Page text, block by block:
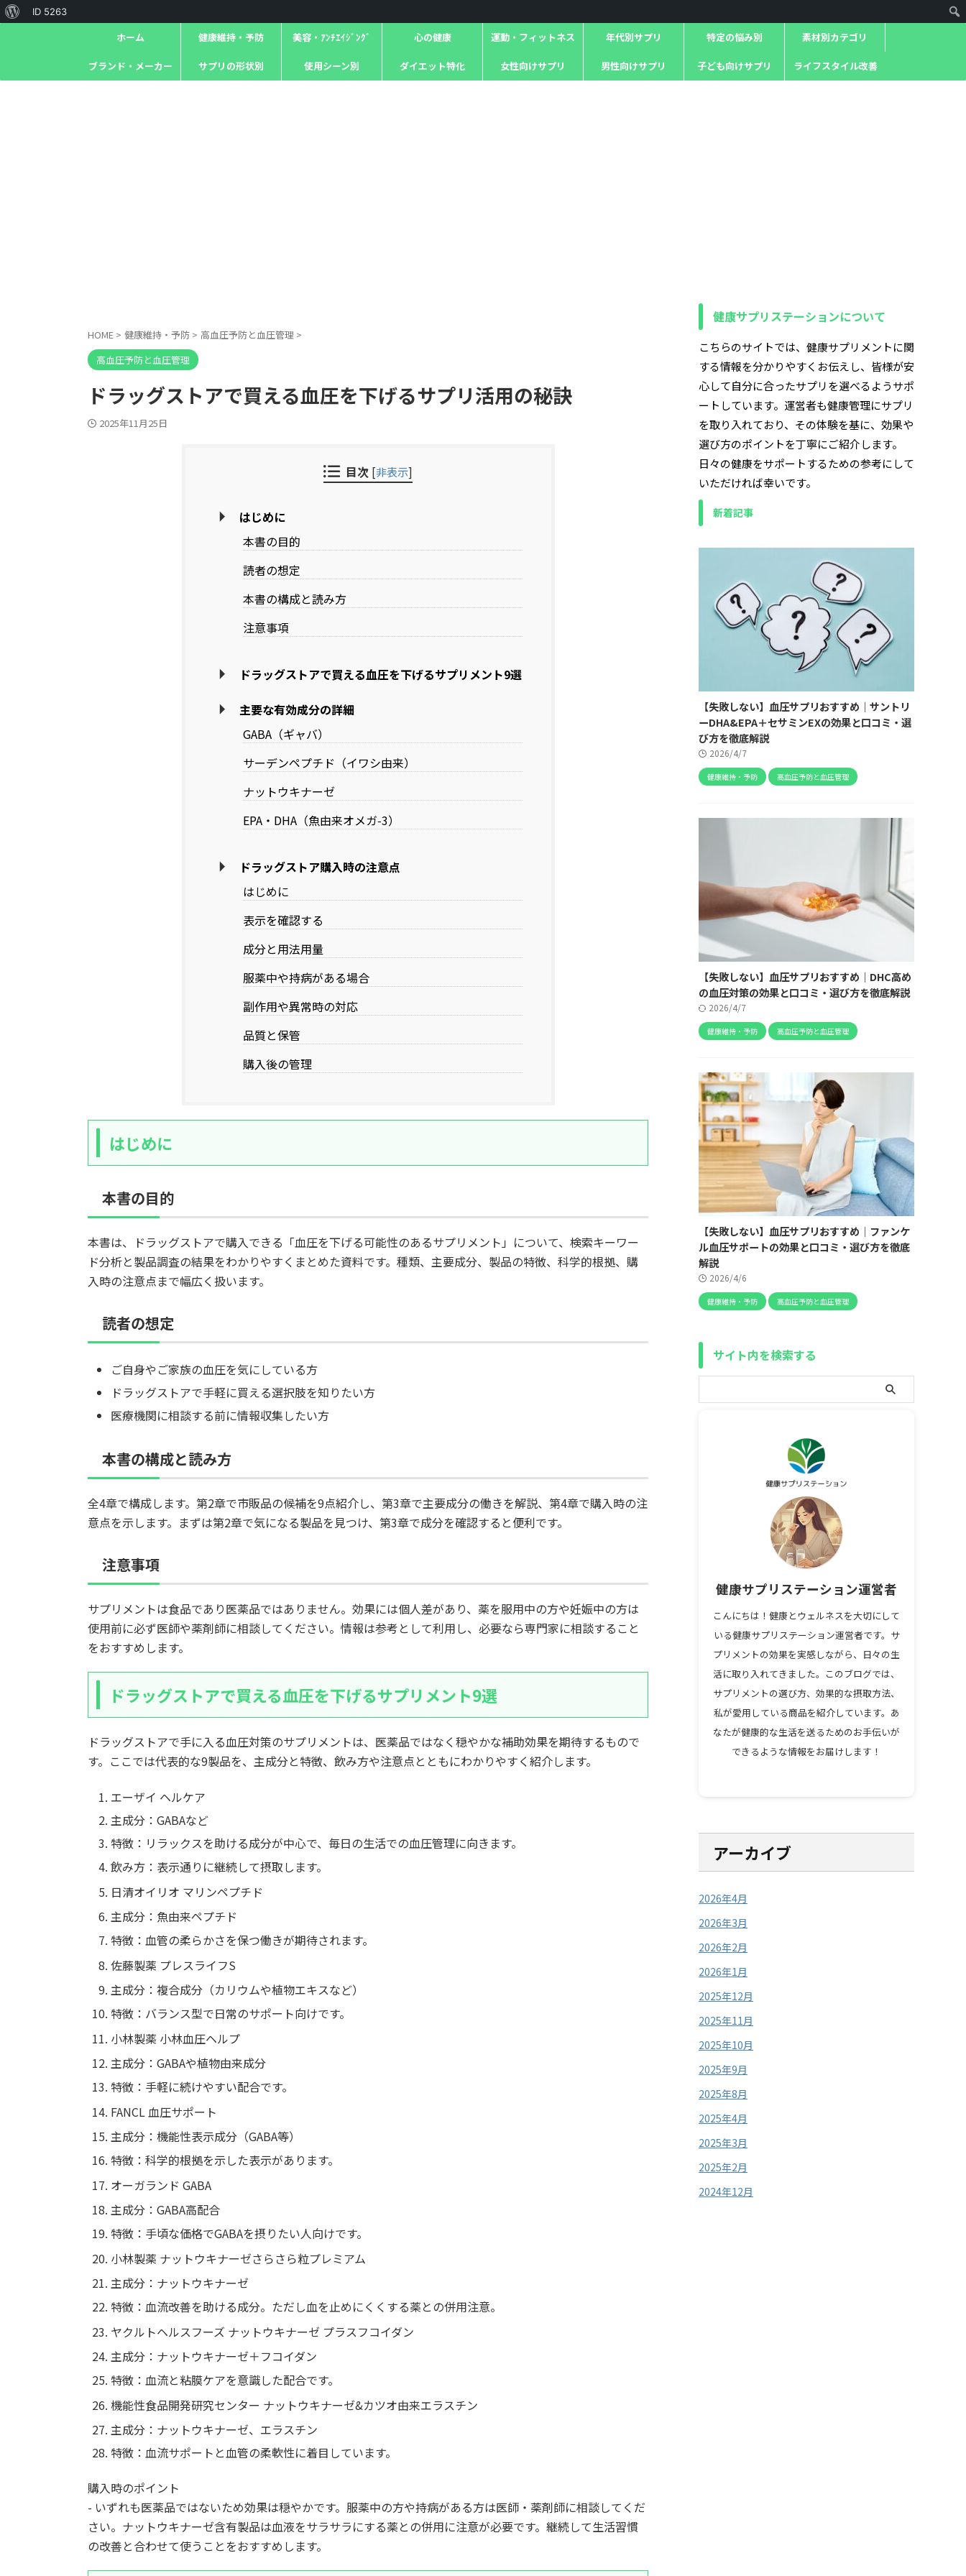
ホーム 健康維持・予防 美容・ｱﾝﾁｴｲｼﾞﾝｸﾞ 心の健康 運動・フィットネス 年代別サプリ 特定の悩み別 素材別カテゴリ
ブランド・メーカー サプリの形状別 使用シーン別 ダイエット特化 女性向けサプリ 男性向けサプリ 子ども向けサプリ ライフスタイル改善
HOME > 健康維持・予防 > 高血圧予防と血圧管理 >
高血圧予防と血圧管理
ドラッグストアで買える血圧を下げるサプリ活用の秘訣
2025年11月25日
目次 [非表示]
はじめに
本書の目的
読者の想定
本書の構成と読み方
注意事項
ドラッグストアで買える血圧を下げるサプリメント9選
主要な有効成分の詳細
GABA（ギャバ）
サーデンペプチド（イワシ由来）
ナットウキナーゼ
EPA・DHA（魚由来オメガ‑3）
ドラッグストア購入時の注意点
はじめに
表示を確認する
成分と用法用量
服薬中や持病がある場合
副作用や異常時の対応
品質と保管
購入後の管理
はじめに
本書の目的
本書は、ドラッグストアで購入できる「血圧を下げる可能性のあるサプリメント」について、検索キーワー
ド分析と製品調査の結果をわかりやすくまとめた資料です。種類、主要成分、製品の特徴、科学的根拠、購
入時の注意点まで幅広く扱います。
読者の想定
ご自身やご家族の血圧を気にしている方
ドラッグストアで手軽に買える選択肢を知りたい方
医療機関に相談する前に情報収集したい方
本書の構成と読み方
全4章で構成します。第2章で市販品の候補を9点紹介し、第3章で主要成分の働きを解説、第4章で購入時の注
意点を示します。まずは第2章で気になる製品を見つけ、第3章で成分を確認すると便利です。
注意事項
サプリメントは食品であり医薬品ではありません。効果には個人差があり、薬を服用中の方や妊娠中の方は
使用前に必ず医師や薬剤師に相談してください。情報は参考として利用し、必要なら専門家に相談すること
をおすすめします。
ドラッグストアで買える血圧を下げるサプリメント9選
ドラッグストアで手に入る血圧対策のサプリメントは、医薬品ではなく穏やかな補助効果を期待するもので
す。ここでは代表的な9製品を、主成分と特徴、飲み方や注意点とともにわかりやすく紹介します。
エーザイ ヘルケア
主成分：GABAなど
特徴：リラックスを助ける成分が中心で、毎日の生活での血圧管理に向きます。
飲み方：表示通りに継続して摂取します。
日清オイリオ マリンペプチド
主成分：魚由来ペプチド
特徴：血管の柔らかさを保つ働きが期待されます。
佐藤製薬 プレスライフS
主成分：複合成分（カリウムや植物エキスなど）
特徴：バランス型で日常のサポート向けです。
小林製薬 小林血圧ヘルプ
主成分：GABAや植物由来成分
特徴：手軽に続けやすい配合です。
FANCL 血圧サポート
主成分：機能性表示成分（GABA等）
特徴：科学的根拠を示した表示があります。
オーガランド GABA
主成分：GABA高配合
特徴：手頃な価格でGABAを摂りたい人向けです。
小林製薬 ナットウキナーゼさらさら粒プレミアム
主成分：ナットウキナーゼ
特徴：血流改善を助ける成分。ただし血を止めにくくする薬との併用注意。
ヤクルトヘルスフーズ ナットウキナーゼ プラスフコイダン
主成分：ナットウキナーゼ＋フコイダン
特徴：血流と粘膜ケアを意識した配合です。
機能性食品開発研究センター ナットウキナーゼ&カツオ由来エラスチン
主成分：ナットウキナーゼ、エラスチン
特徴：血流サポートと血管の柔軟性に着目しています。
購入時のポイント
- いずれも医薬品ではないため効果は穏やかです。服薬中の方や持病がある方は医師・薬剤師に相談してくだ
さい。ナットウキナーゼ含有製品は血液をサラサラにする薬との併用に注意が必要です。継続して生活習慣
の改善と合わせて使うことをおすすめします。
健康サプリステーションについて
こちらのサイトでは、健康サプリメントに関
する情報を分かりやすくお伝えし、皆様が安
心して自分に合ったサプリを選べるようサポ
ートしています。運営者も健康管理にサプリ
を取り入れており、その体験を基に、効果や
選び方のポイントを丁寧にご紹介します。
日々の健康をサポートするための参考にして
いただければ幸いです。
新着記事
【失敗しない】血圧サプリおすすめ｜サントリ
ーDHA&EPA＋セサミンEXの効果と口コミ・選
び方を徹底解説
2026/4/7
健康維持・予防 高血圧予防と血圧管理
【失敗しない】血圧サプリおすすめ｜DHC高め
の血圧対策の効果と口コミ・選び方を徹底解説
2026/4/7
健康維持・予防 高血圧予防と血圧管理
【失敗しない】血圧サプリおすすめ｜ファンケ
ル血圧サポートの効果と口コミ・選び方を徹底
解説
2026/4/6
健康維持・予防 高血圧予防と血圧管理
サイト内を検索する
健康サプリステーション運営者
こんにちは！健康とウェルネスを大切にして
いる健康サプリステーション運営者です。サ
プリメントの効果を実感しながら、日々の生
活に取り入れてきました。このブログでは、
サプリメントの選び方、効果的な摂取方法、
私が愛用している商品を紹介しています。あ
なたが健康的な生活を送るためのお手伝いが
できるような情報をお届けします！
アーカイブ
2026年4月
2026年3月
2026年2月
2026年1月
2025年12月
2025年11月
2025年10月
2025年9月
2025年8月
2025年4月
2025年3月
2025年2月
2024年12月
ID 5263